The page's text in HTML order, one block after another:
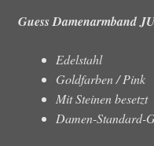
Guess Damenarmband
Edelstahl
Goldfarben / Pink
Mit Steinen besetzt
Damen-Standard-